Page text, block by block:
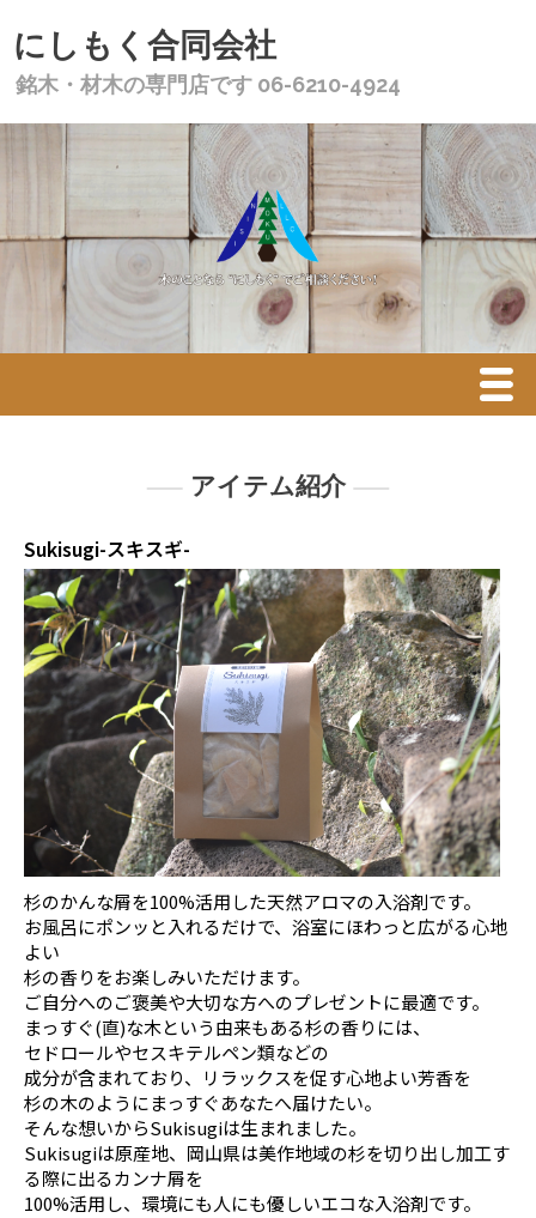
にしもく合同会社
銘木・材木の専門店です 06-6210-4924
Menu
新着情報
事業紹介
アイテム紹介
お問合せ
アイテム紹介
Sukisugi-スキスギ-
杉のかんな屑を100%活用した天然アロマの入浴剤です。
お風呂にポンッと入れるだけで、浴室にほわっと広がる心地
よい
杉の香りをお楽しみいただけます。
ご自分へのご褒美や大切な方へのプレゼントに最適です。
まっすぐ(直)な木という由来もある杉の香りには、
セドロールやセスキテルペン類などの
成分が含まれており、リラックスを促す心地よい芳香を
杉の木のようにまっすぐあなたへ届けたい。
そんな想いからSukisugiは生まれました。
Sukisugiは原産地、岡山県は美作地域の杉を切り出し加工す
る際に出るカンナ屑を
100%活用し、環境にも人にも優しいエコな入浴剤です。